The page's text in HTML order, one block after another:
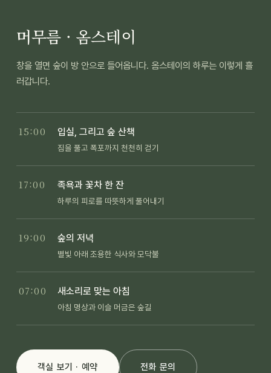
머무름 · 옴스테이
창을 열면 숲이 방 안으로 들어옵니다. 옴스테이의 하루는 이렇게 흘
러갑니다.
15:00 입실, 그리고 숲 산책
짐을 풀고 폭포까지 천천히 걷기
17:00 족욕과 꽃차 한 잔
하루의 피로를 따뜻하게 풀어내기
19:00 숲의 저녁
별빛 아래 조용한 식사와 모닥불
07:00 새소리로 맞는 아침
아침 명상과 이슬 머금은 숲길
객실 보기 · 예약 전화 문의